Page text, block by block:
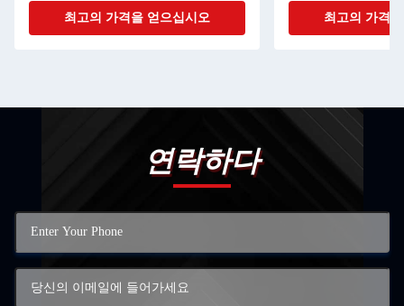
최고의 가격을 얻으십시오 최고의 가격
연락하다